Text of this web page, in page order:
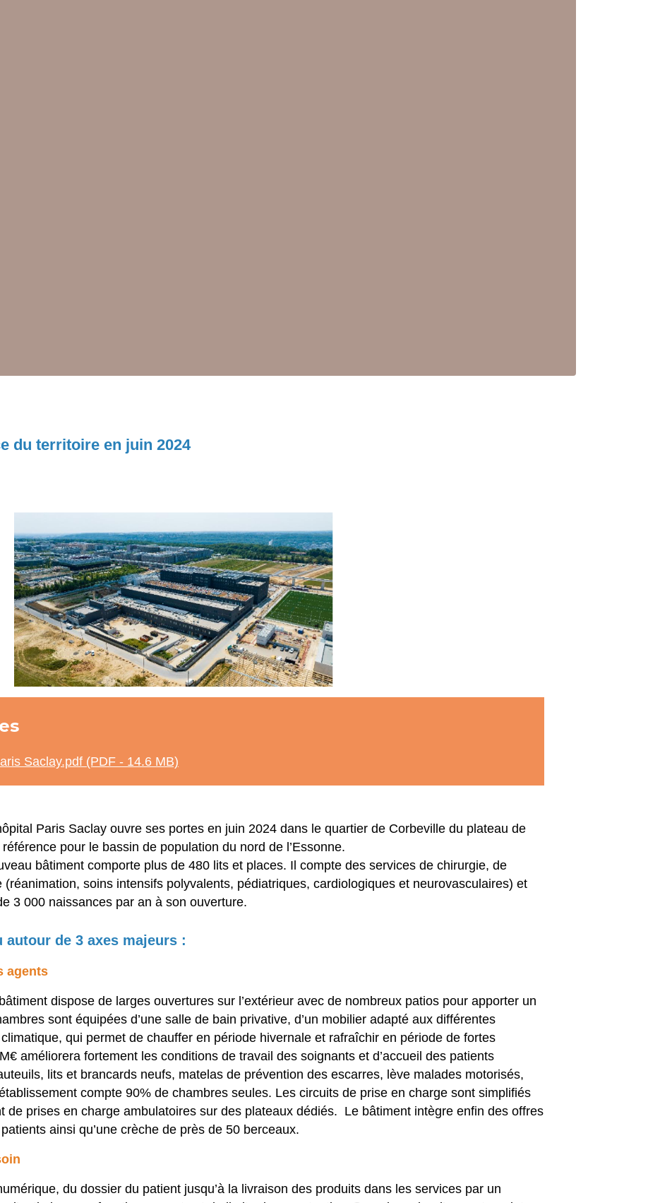
du territoire en juin 2024
Saclay.pdf (PDF - 14.6 MB)
Paris Saclay ouvre ses portes en juin 2024 dans le quartier de Corbeville du plateau de
pour le bassin de population du nord de l’Essonne.
bâtiment comporte plus de 480 lits et places. Il compte des services de chirurgie, de
soins intensifs polyvalents, pédiatriques, cardiologiques et neurovasculaires) et
3 000 naissances par an à son ouverture.
de 3 axes majeurs :
agents
dispose de larges ouvertures sur l’extérieur avec de nombreux patios pour apporter un
sont équipées d’une salle de bain privative, d’un mobilier adapté aux différentes
qui permet de chauffer en période hivernale et rafraîchir en période de fortes
améliorera fortement les conditions de travail des soignants et d’accueil des patients
lits et brancards neufs, matelas de prévention des escarres, lève malades motorisés,
compte 90% de chambres seules. Les circuits de prise en charge sont simplifiés
de prises en charge ambulatoires sur des plateaux dédiés. Le bâtiment intègre enfin des offres
ainsi qu’une crèche de près de 50 berceaux.
du dossier du patient jusqu’à la livraison des produits dans les services par un